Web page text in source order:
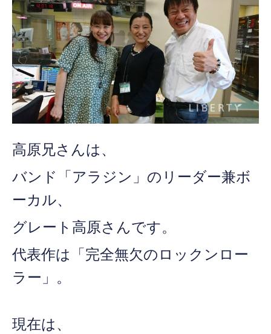
高原兄さんは、
バンド「アラジン」のリーダー兼ボ
ーカル、
グレート高原さんです。
代表作は「完全無欠のロックンロー
ラー」。
現在は、